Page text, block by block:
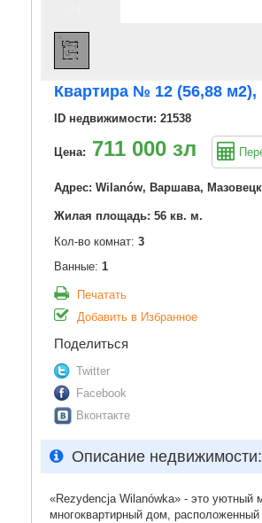
Квартира № 12 (56,88
ID недвижимости: 21538
Цена: 711 000 зл
Адрес: Wilanów, Варшава,
Жилая площадь: 56 кв. м.
Кол-во комнат: 3
Ванные: 1
Печатать
Добавить в Избранное
Поделиться
Twitter
Facebook
Вконтакте
Описание недвижимости:
«Rezydencja Wilanówka» - это уютный
многоквартирный дом, расположенный